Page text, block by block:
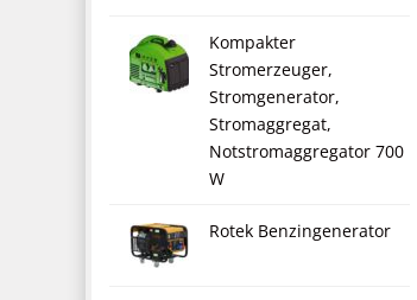
Kompakter
Stromerzeuger,
Stromgenerator,
Stromaggregat,
Notstromaggregator 700
W
Rotek Benzingenerator